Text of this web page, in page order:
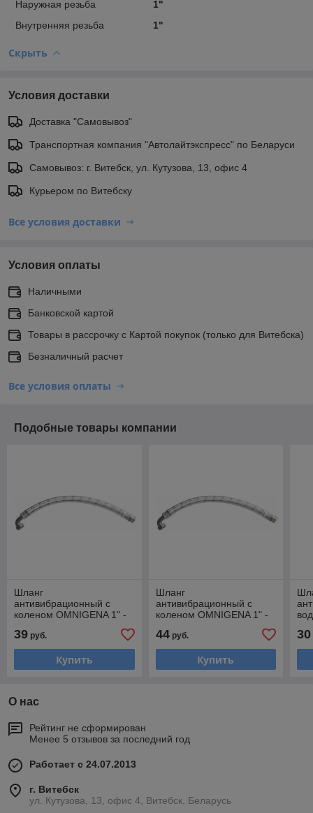
Наружная резьба
1"
Внутренняя резьба
1"
Скрыть
Условия доставки
Доставка "Самовывоз"
Транспортная компания "Автолайтэкспресс" по Беларуси
Самовывоз: г. Витебск, ул. Кутузова, 13, офис 4
Курьером по Витебску
Все условия доставки
Условия оплаты
Наличными
Банковской картой
Товары в рассрочку с Картой покупок (только для Витебска)
Безналичный расчет
Все условия оплаты
Подобные товары компании
Шланг
антивибрационный с
коленом OMNIGENA 1" -
39 руб.
Купить
Шланг
антивибрационный с
коленом OMNIGENA 1" -
44руб.
Купить
30
О нас
Рейтинг не сформирован
Менее 5 отзывов за последний год
Работает с 24.07.2013
г. Витебск
ул. Кутузова, 13, офис 4, Витебск, Беларусь